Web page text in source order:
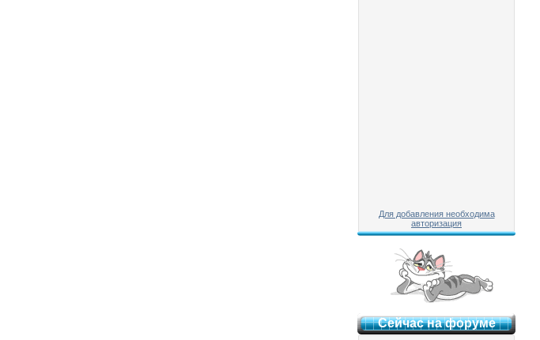
Для добавления необходима
авторизация
Сейчас на форуме